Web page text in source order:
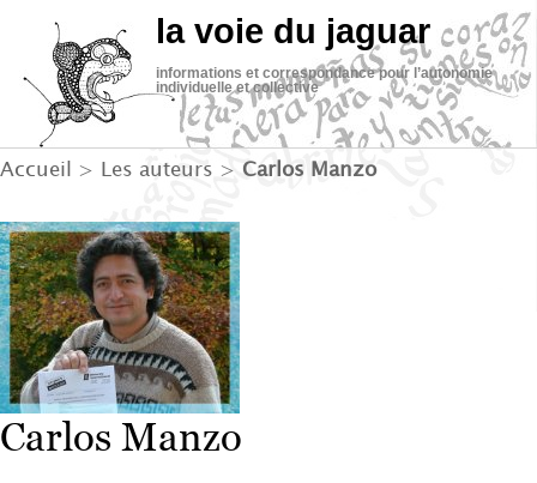
la voie du jaguar
informations et correspondance pour l’autonomie
individuelle et collective
Accueil > Les auteurs > Carlos Manzo
Carlos Manzo